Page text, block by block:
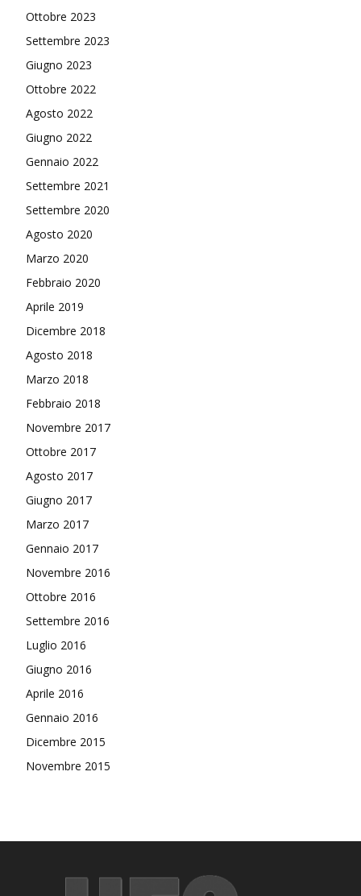
Ottobre 2023
Settembre 2023
Giugno 2023
Ottobre 2022
Agosto 2022
Giugno 2022
Gennaio 2022
Settembre 2021
Settembre 2020
Agosto 2020
Marzo 2020
Febbraio 2020
Aprile 2019
Dicembre 2018
Agosto 2018
Marzo 2018
Febbraio 2018
Novembre 2017
Ottobre 2017
Agosto 2017
Giugno 2017
Marzo 2017
Gennaio 2017
Novembre 2016
Ottobre 2016
Settembre 2016
Luglio 2016
Giugno 2016
Aprile 2016
Gennaio 2016
Dicembre 2015
Novembre 2015